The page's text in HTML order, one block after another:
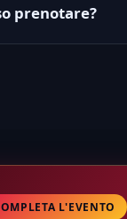
prenotare?
L'EVENTO